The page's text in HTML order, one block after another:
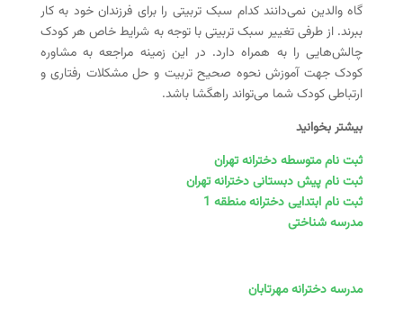
گاه والدین نمی‌دانند کدام سبک تربیتی را برای فرزندان خود به کار
ببرند. از طرفی تغییر سبک تربیتی با توجه به شرایط خاص هر کودک
چالش‌هایی را به همراه دارد. در این زمینه مراجعه به مشاوره
کودک جهت آموزش نحوه صحیح تربیت و حل مشکلات رفتاری و
ارتباطی کودک شما می‌تواند راهگشا باشد.
بیشتر بخوانید
ثبت نام متوسطه دخترانه تهران
ثبت نام پیش دبستانی دخترانه تهران
ثبت نام ابتدایی دخترانه منطقه 1
مدرسه شناختی
مدرسه دخترانه مهرتابان